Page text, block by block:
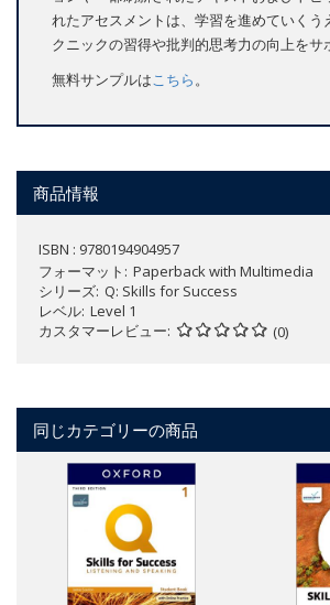
れたアセスメントは、学習を進めていくう
クニックの習得や批判的思考力の向上をサ
無料サンプルはこちら。
商品情報
ISBN : 9780194904957
フォーマット
Paperback with Multimedia
シリーズ Q: Skills for Success
レベル Level 1
カスタマーレビュー
(0)
同じカテゴリーの商品